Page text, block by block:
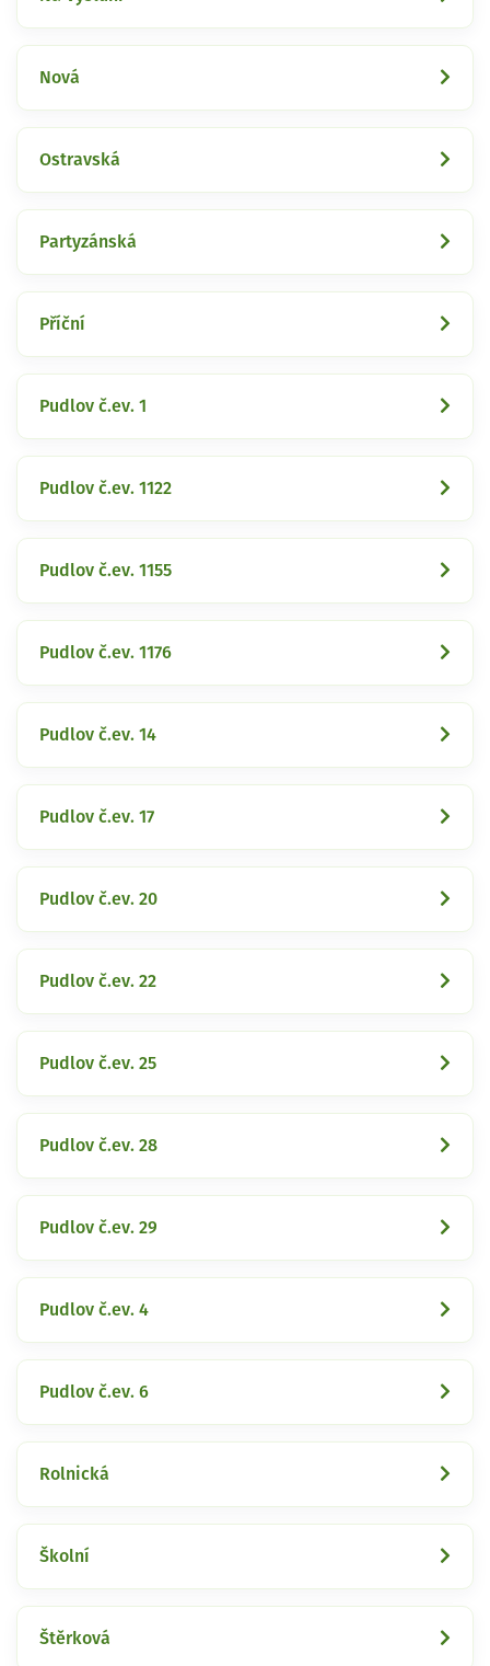
Nová
Ostravská
Partyzánská
Příční
Pudlov č.ev. 1
Pudlov č.ev. 1122
Pudlov č.ev. 1155
Pudlov č.ev. 1176
Pudlov č.ev. 14
Pudlov č.ev. 17
Pudlov č.ev. 20
Pudlov č.ev. 22
Pudlov č.ev. 25
Pudlov č.ev. 28
Pudlov č.ev. 29
Pudlov č.ev. 4
Pudlov č.ev. 6
Rolnická
Školní
Štěrková